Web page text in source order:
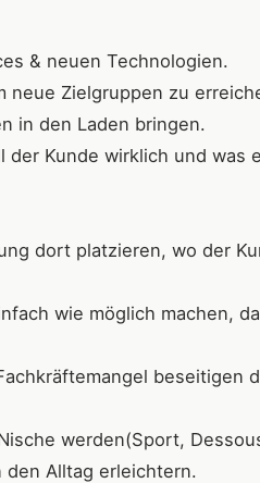
& neuen Technologien.
neue Zielgruppen zu
in den Laden bringen.
Kunde wirklich und was
dort platzieren, wo der
wie möglich machen,
beseitigen
werden(Sport,
Alltag erleichtern.